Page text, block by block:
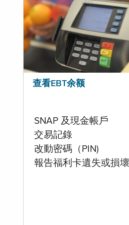
查看EBT余额
SNAP 及現金帳戶
交易記錄
改動密碼（PIN)
報告福利卡遺失或損壞